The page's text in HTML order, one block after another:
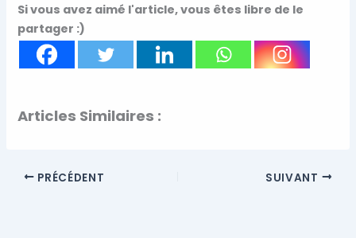
Si vous avez aimé l'article, vous êtes libre de le
partager :)
Articles Similaires :
PRÉCÉDENT SUIVANT